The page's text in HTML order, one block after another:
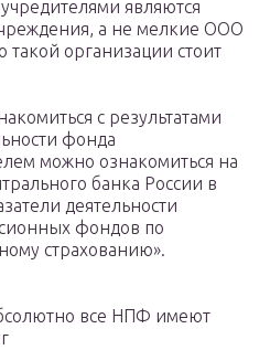
являются
а не мелкие ООО
организации стоит
с результатами
фонда
можно ознакомиться на
банка России в
деятельности
фондов по
страхованию».
все НПФ имеют